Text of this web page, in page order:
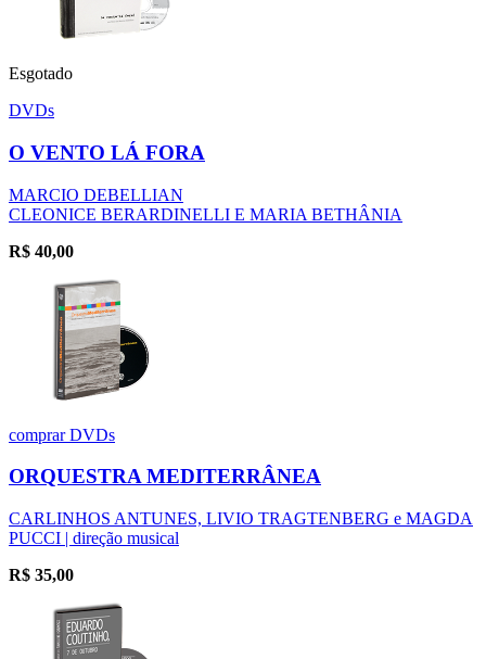
Esgotado
DVDs
O VENTO LÁ FORA
MARCIO DEBELLIAN
CLEONICE BERARDINELLI E MARIA BETHÂNIA
R$ 40,00
comprarDVDs
ORQUESTRA MEDITERRÂNEA
CARLINHOS ANTUNES, LIVIO TRAGTENBERG e MAGDA
PUCCI | direção musical
R$ 35,00